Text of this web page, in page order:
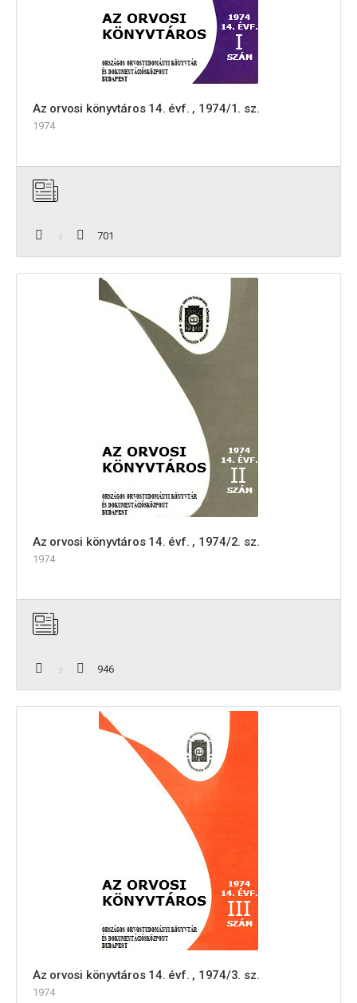
Az orvosi könyvtáros 14. évf. , 1974/1. sz.
1974
701
Az orvosi könyvtáros 14. évf. , 1974/2. sz.
1974
946
Az orvosi könyvtáros 14. évf. , 1974/3. sz.
1974